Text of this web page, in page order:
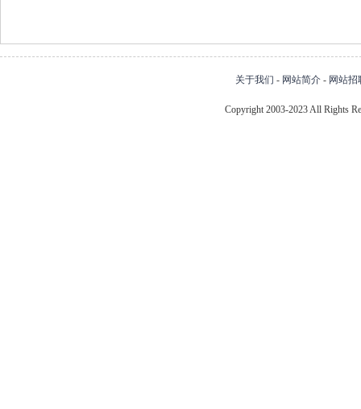
关于我们 - 网站简介 - 网站招
Copyright 2003-2023 All Rights